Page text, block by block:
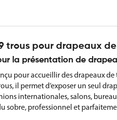
trous pour drapeaux
la présentation de
pour accueillir des drapeaux
il permet d’exposer un seul
internationales, salons,
sobre, professionnel et